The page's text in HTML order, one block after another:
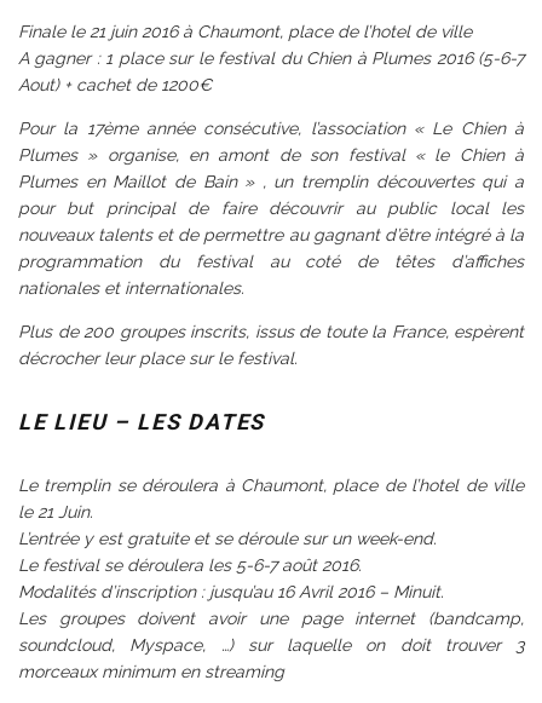
Finale le 21 juin 2016 à Chaumont, place de l’hotel de ville
A gagner : 1 place sur le festival du Chien à Plumes 2016 (5-6-7
Aout) + cachet de 1200€
Pour la 17ème année consécutive, l’association « Le Chien à
Plumes » organise, en amont de son festival « le Chien à
Plumes en Maillot de Bain » , un tremplin découvertes qui a
pour but principal de faire découvrir au public local les
nouveaux talents et de permettre au gagnant d’être intégré à la
programmation du festival au coté de têtes d’affiches
nationales et internationales.
Plus de 200 groupes inscrits, issus de toute la France, espèrent
décrocher leur place sur le festival.
LE LIEU – LES DATES
Le tremplin se déroulera à Chaumont, place de l’hotel de ville
le 21 Juin.
L’entrée y est gratuite et se déroule sur un week-end.
Le festival se déroulera les 5-6-7 août 2016.
Modalités d’inscription : jusqu’au 16 Avril 2016 – Minuit.
Les groupes doivent avoir une page internet (bandcamp,
soundcloud, Myspace, …) sur laquelle on doit trouver 3
morceaux minimum en streaming